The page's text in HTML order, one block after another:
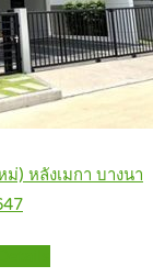
) หลังเมกา บางนา